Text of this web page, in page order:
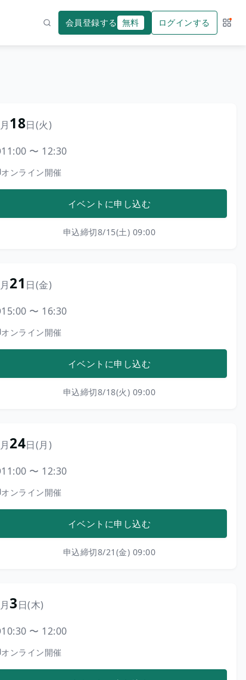
会員登録する 無料 ログインする サー
月18日(火)
11:00 〜 12:30
オンライン開催
イベントに申し込む
申込締切8/15(土) 09:00
月21 日(金)
15:00 〜 16:30
オンライン開催
イベントに申し込む
申込締切8/18(火) 09:00
月24日(月)
11:00 〜 12:30
オンライン開催
イベントに申し込む
申込締切8/21(金) 09:00
月3日(木)
10:30 〜 12:00
オンライン開催